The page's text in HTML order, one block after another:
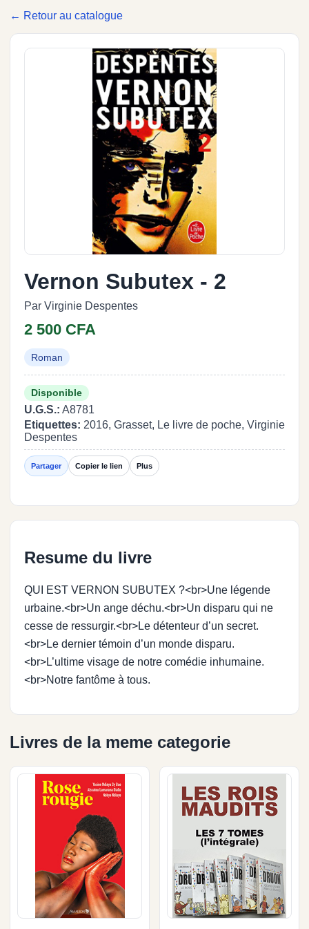
← Retour au catalogue
Vernon Subutex - 2
Par Virginie Despentes
2 500 CFA
Roman
Disponible
U.G.S.: A8781
Etiquettes: 2016, Grasset, Le livre de poche, Virginie
Despentes
Partager Copier le lien Plus
Resume du livre
QUI EST VERNON SUBUTEX ?<br>Une légende
urbaine.<br>Un ange déchu.<br>Un disparu qui ne
cesse de ressurgir.<br>Le détenteur d’un secret.
<br>Le dernier témoin d’un monde disparu.
<br>L’ultime visage de notre comédie inhumaine.
<br>Notre fantôme à tous.
Livres de la meme categorie